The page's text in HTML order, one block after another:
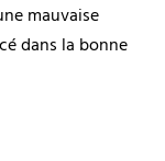
mauvaise
dans la bonne